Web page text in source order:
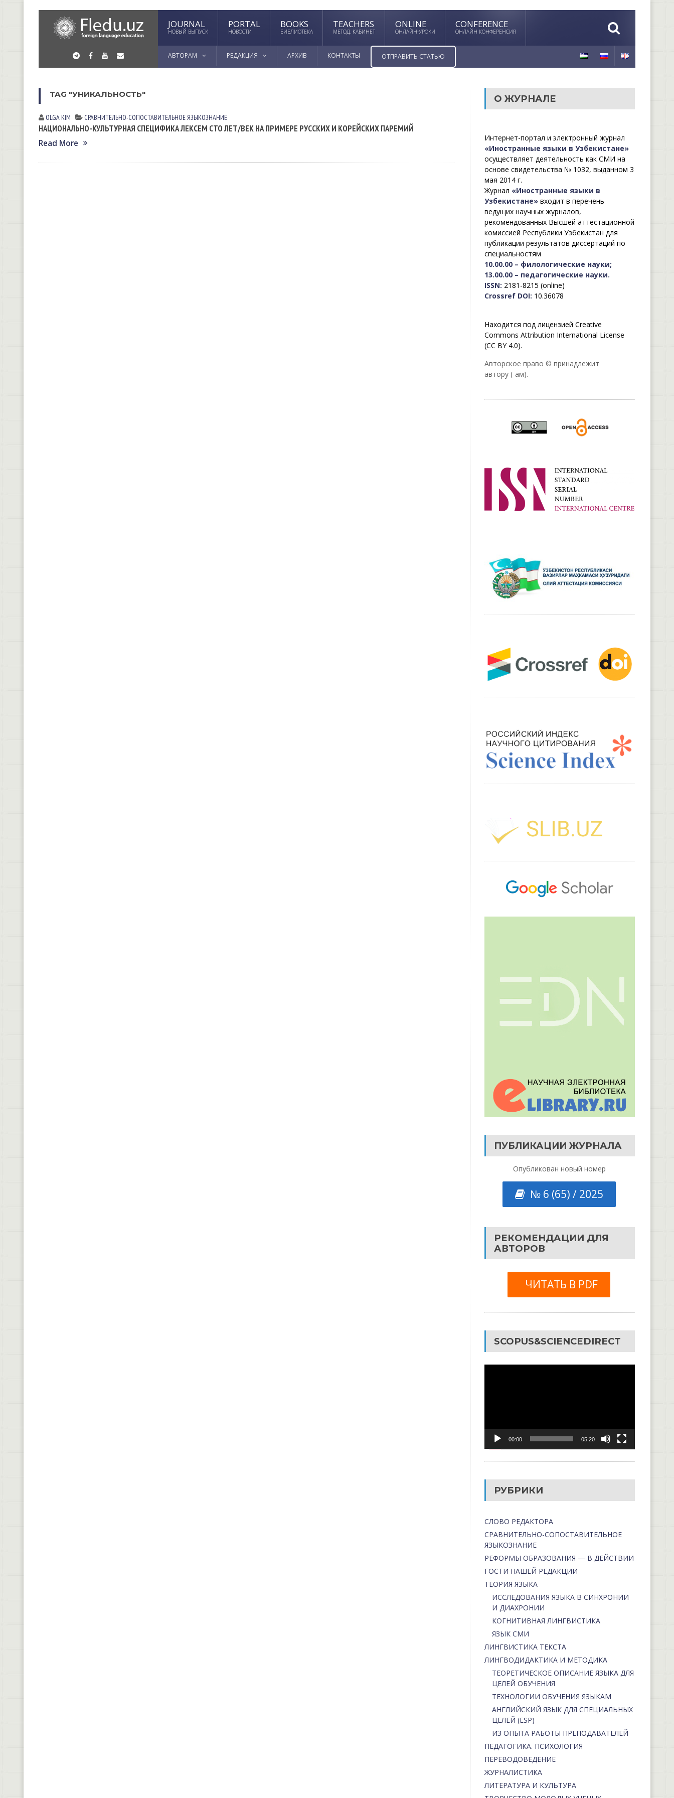
JOURNAL
НОВЫЙ ВЫПУСК
PORTAL
НОВОСТИ
BOOKS
БИБЛИОТЕКА
TEACHERS
МЕТОД. КАБИНЕТ
ONLINE
ОНЛАЙН-УРОКИ
CONFERENCE
ОНЛАЙН КОНФЕРЕНСИЯ
АВТОРАМ РЕДАКЦИЯ АРХИВ КОНТАКТЫ ОТПРАВИТЬ СТАТЬЮ
TAG "УНИКАЛЬНОСТЬ"
OLGA KIM СРАВНИТЕЛЬНО-СОПОСТАВИТЕЛЬНОЕ ЯЗЫКОЗНАНИЕ
НАЦИОНАЛЬНО-КУЛЬТУРНАЯ СПЕЦИФИКА ЛЕКСЕМ СТО ЛЕТ/ВЕК НА ПРИМЕРЕ РУССКИХ И КОРЕЙСКИХ ПАРЕМИЙ
Read More
О ЖУРНАЛЕ
Интернет-портал и электронный журнал
«Иностранные языки в Узбекистане»
осуществляет деятельность как СМИ на
основе свидетельства № 1032, выданном 3
мая 2014 г.
Журнал «Иностранные языки в
Узбекистане»входит в перечень
ведущих научных журналов,
рекомендованных Высшей аттестационной
комиссией Республики Узбекистан для
публикации результатов диссертаций по
специальностям
10.00.00 – филологические науки;
13.00.00 – педагогические науки.
ISSN: 2181-8215 (online)
Crossref DOI: 10.36078
Находится под лицензией Creative
Commons Attribution International License
(CC BY 4.0).
Авторское право © принадлежит
автору (-ам).
ПУБЛИКАЦИИ ЖУРНАЛА
Опубликован новый номер
№ 6 (65) / 2025
РЕКОМЕНДАЦИИ ДЛЯ
АВТОРОВ
ЧИТАТЬ В PDF
SCOPUS&SCIENCEDIRECT
00:00 05:20
РУБРИКИ
СЛОВО РЕДАКТОРА
СРАВНИТЕЛЬНО-СОПОСТАВИТЕЛЬНОЕ
ЯЗЫКОЗНАНИЕ
РЕФОРМЫ ОБРАЗОВАНИЯ — В ДЕЙСТВИИ
ГОСТИ НАШЕЙ РЕДАКЦИИ
ТЕОРИЯ ЯЗЫКА
ИССЛЕДОВАНИЯ ЯЗЫКА В СИНХРОНИИ
И ДИАХРОНИИ
КОГНИТИВНАЯ ЛИНГВИСТИКА
ЯЗЫК СМИ
ЛИНГВИСТИКА ТЕКСТА
ЛИНГВОДИДАКТИКА И МЕТОДИКА
ТЕОРЕТИЧЕСКОЕ ОПИСАНИЕ ЯЗЫКА ДЛЯ
ЦЕЛЕЙ ОБУЧЕНИЯ
ТЕХНОЛОГИИ ОБУЧЕНИЯ ЯЗЫКАМ
АНГЛИЙСКИЙ ЯЗЫК ДЛЯ СПЕЦИАЛЬНЫХ
ЦЕЛЕЙ (ESP)
ИЗ ОПЫТА РАБОТЫ ПРЕПОДАВАТЕЛЕЙ
ПЕДАГОГИКА. ПСИХОЛОГИЯ
ПЕРЕВОДОВЕДЕНИЕ
ЖУРНАЛИСТИКА
ЛИТЕРАТУРА И КУЛЬТУРА